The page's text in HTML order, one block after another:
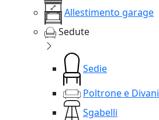
Allestimento garage
Sedute
Sedie
Poltrone e Divani
Sgabelli